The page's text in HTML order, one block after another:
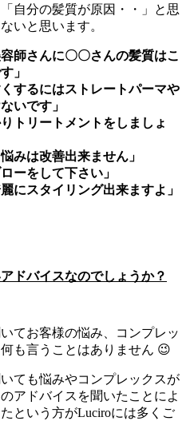
自分の髪質が原因・・」と思
いと思います。
師さんに〇〇さんの髪質はこ
」
するにはストレートパーマや
いです」
トリートメントをしましょ
みは改善出来ません」
ーをして下さい」
にスタイリング出来ますよ」
ドバイスなのでしょうか？
てお客様の悩み、コンプレッ
も言うことはありません 😉
ても悩みやコンプレックスが
アドバイスを聞いたことによ
という方がLuciroには多くご